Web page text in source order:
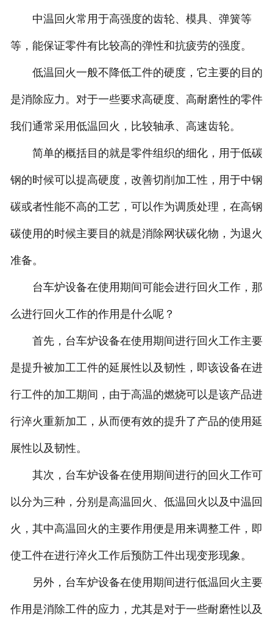
中温回火常用于高强度的齿轮、模具、弹簧等
等，能保证零件有比较高的弹性和抗疲劳的强度。
低温回火一般不降低工件的硬度，它主要的目的
是消除应力。对于一些要求高硬度、高耐磨性的零件
我们通常采用低温回火，比较轴承、高速齿轮。
简单的概括目的就是零件组织的细化，用于低碳
钢的时候可以提高硬度，改善切削加工性，用于中钢
碳或者性能不高的工艺，可以作为调质处理，在高钢
碳使用的时候主要目的就是消除网状碳化物，为退火
准备。
台车炉设备在使用期间可能会进行回火工作，那
么进行回火工作的作用是什么呢？
首先，台车炉设备在使用期间进行回火工作主要
是提升被加工工件的延展性以及韧性，即该设备在进
行工件的加工期间，由于高温的燃烧可以是该产品进
行淬火重新加工，从而便有效的提升了产品的使用延
展性以及韧性。
其次，台车炉设备在使用期间进行的回火工作可
以分为三种，分别是高温回火、低温回火以及中温回
火，其中高温回火的主要作用便是用来调整工件，即
使工件在进行淬火工作后预防工件出现变形现象。
另外，台车炉设备在使用期间进行低温回火主要
作用是消除工件的应力，尤其是对于一些耐磨性以及